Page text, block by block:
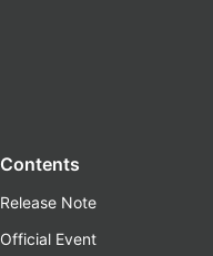
Contents
Release Note
Official Event